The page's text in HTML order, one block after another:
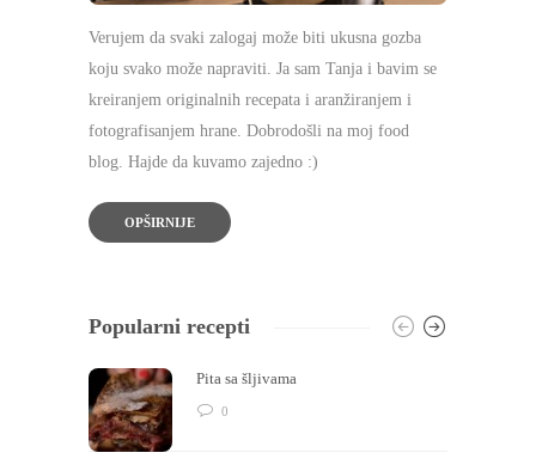
Verujem da svaki zalogaj može biti ukusna gozba
koju svako može napraviti. Ja sam Tanja i bavim se
kreiranjem originalnih recepata i aranžiranjem i
fotografisanjem hrane. Dobrodošli na moj food
blog. Hajde da kuvamo zajedno :)
OPŠIRNIJE
Popularni recepti
Pita sa šljivama
0